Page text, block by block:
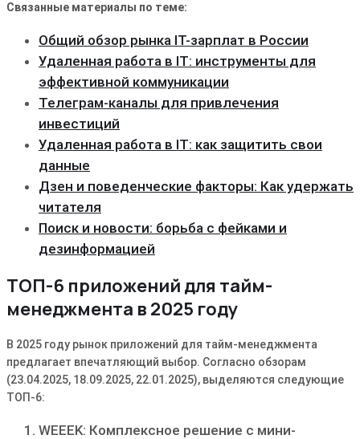
Связанные материалы по теме:
Общий обзор рынка IT-зарплат в России
Удаленная работа в IT: инструменты для
эффективной коммуникации
Телеграм-каналы для привлечения
инвестиций
Удаленная работа в IT: как защитить свои
данные
Дзен и поведенческие факторы: Как удержать
читателя
Поиск и новости: борьба с фейками и
дезинформацией
ТОП-6 приложений для тайм-
менеджмента в 2025 году
В 2025 году рынок приложений для тайм-менеджмента
предлагает впечатляющий выбор. Согласно обзорам
(23.04.2025, 18.09.2025, 22.01.2025), выделяются следующие
ТОП-6:
WEEEK: Комплексное решение с мини-